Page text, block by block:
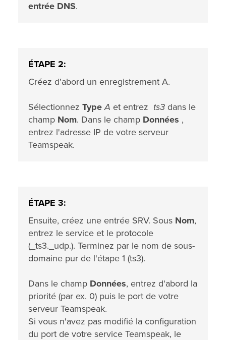
entrée DNS.
ÉTAPE 2:
Créez d'abord un enregistrement A.
Sélectionnez TypeA et entrez ts3 dans le
champ Nom. Dans le champ Données ,
entrez l'adresse IP de votre serveur
Teamspeak.
ÉTAPE 3:
Ensuite, créez une entrée SRV. Sous Nom,
entrez le service et le protocole
(_ts3._udp.). Terminez par le nom de sous-
domaine pur de l'étape 1 (ts3).
Dans le champ Données, entrez d'abord la
priorité (par ex. 0) puis le port de votre
serveur Teamspeak.
Si vous n'avez pas modifié la configuration
du port de votre service Teamspeak, le